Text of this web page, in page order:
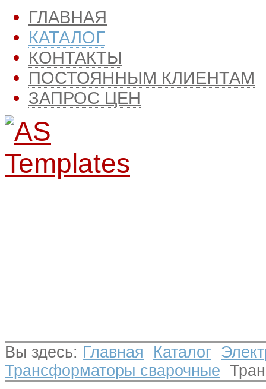
ГЛАВНАЯ
КАТАЛОГ
КОНТАКТЫ
ПОСТОЯННЫМ КЛИЕНТАМ
ЗАПРОС ЦЕН
Вы здесь: Главная Каталог
Трансформаторы сварочные